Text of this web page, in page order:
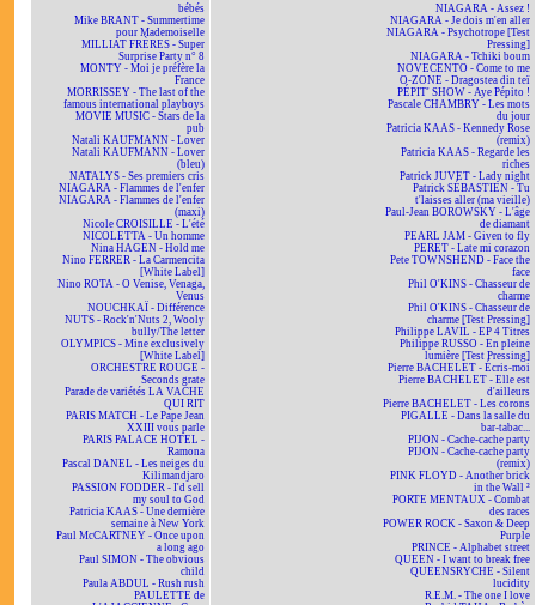
bébés
Mike BRANT - Summertime
pour Mademoiselle
MILLIAT FRÈRES - Super
Surprise Party n° 8
MONTY - Moi je préfère la
France
MORRISSEY - The last of the
famous international playboys
MOVIE MUSIC - Stars de la
pub
Natali KAUFMANN - Lover
Natali KAUFMANN - Lover
(bleu)
NATALYS - Ses premiers cris
NIAGARA - Flammes de l'enfer
NIAGARA - Flammes de l'enfer
(maxi)
Nicole CROISILLE - L'été
NICOLETTA - Un homme
Nina HAGEN - Hold me
Nino FERRER - La Carmencita
[White Label]
Nino ROTA - O Venise, Venaga,
Venus
NOUCHKAÏ - Différence
NUTS - Rock'n'Nuts 2, Wooly
bully/The letter
OLYMPICS - Mine exclusively
[White Label]
ORCHESTRE ROUGE -
Seconds grate
Parade de variétés LA VACHE
QUI RIT
PARIS MATCH - Le Pape Jean
XXIII vous parle
PARIS PALACE HOTEL -
Ramona
Pascal DANEL - Les neiges du
Kilimandjaro
PASSION FODDER - I'd sell
my soul to God
Patricia KAAS - Une dernière
semaine à New York
Paul McCARTNEY - Once upon
a long ago
Paul SIMON - The obvious
child
Paula ABDUL - Rush rush
PAULETTE de
NIAGARA - Assez !
NIAGARA - Je dois m'en aller
NIAGARA - Psychotrope [Test
Pressing]
NIAGARA - Tchiki boum
NOVECENTO - Come to me
O-ZONE - Dragostea din teï
PÉPIT' SHOW - Aye Pépito !
Pascale CHAMBRY - Les mots
du jour
Patricia KAAS - Kennedy Rose
(remix)
Patricia KAAS - Regarde les
riches
Patrick JUVET - Lady night
Patrick SÉBASTIEN - Tu
t'laisses aller (ma vieille)
Paul-Jean BOROWSKY - L'âge
de diamant
PEARL JAM - Given to fly
PERET - Late mi corazon
Pete TOWNSHEND - Face the
face
Phil O'KINS - Chasseur de
charme
Phil O'KINS - Chasseur de
charme [Test Pressing]
Philippe LAVIL - EP 4 Titres
Philippe RUSSO - En pleine
lumière [Test Pressing]
Pierre BACHELET - Écris-moi
Pierre BACHELET - Elle est
d'ailleurs
Pierre BACHELET - Les corons
PIGALLE - Dans la salle du
bar-tabac...
PIJON - Cache-cache party
PIJON - Cache-cache party
(remix)
PINK FLOYD - Another brick
in the Wall ²
PORTE MENTAUX - Combat
des races
POWER ROCK - Saxon & Deep
Purple
PRINCE - Alphabet street
QUEEN - I want to break free
QUEENSRYCHE - Silent
lucidity
R.E.M. - The one I love